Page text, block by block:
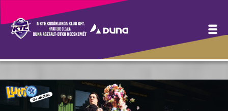
Hírek